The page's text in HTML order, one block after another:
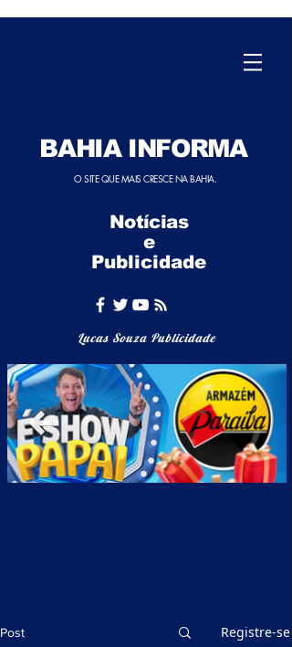
BAHIA INFORMA
O SITE QUE MAIS CRESCE NA BAHIA.
Notícias
e
Publicidade
Lucas Souza Publicidade
Post Registre-se